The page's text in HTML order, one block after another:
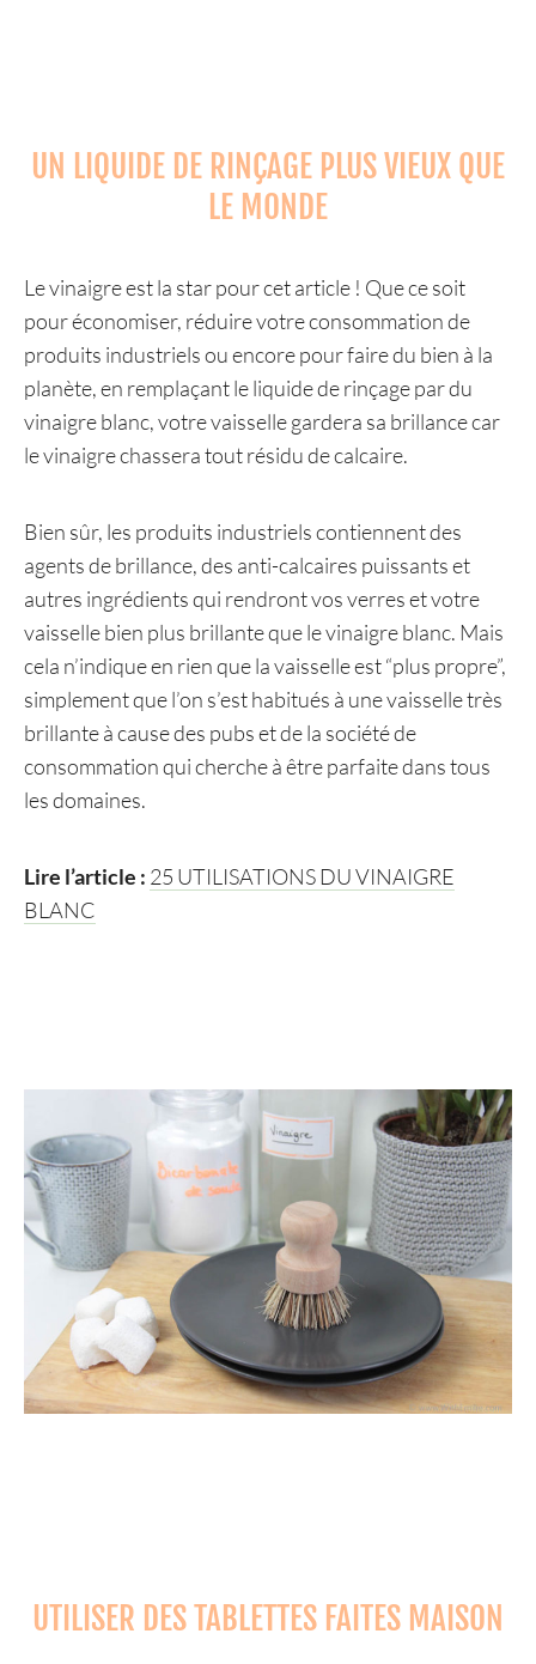
UN LIQUIDE DE RINÇAGE PLUS VIEUX QUE
LE MONDE
Le vinaigre est la star pour cet article ! Que ce soit
pour économiser, réduire votre consommation de
produits industriels ou encore pour faire du bien à la
planète, en remplaçant le liquide de rinçage par du
vinaigre blanc, votre vaisselle gardera sa brillance car
le vinaigre chassera tout résidu de calcaire.
Bien sûr, les produits industriels contiennent des
agents de brillance, des anti-calcaires puissants et
autres ingrédients qui rendront vos verres et votre
vaisselle bien plus brillante que le vinaigre blanc. Mais
cela n’indique en rien que la vaisselle est “plus propre”,
simplement que l’on s’est habitués à une vaisselle très
brillante à cause des pubs et de la société de
consommation qui cherche à être parfaite dans tous
les domaines.
Lire l’article : 25 UTILISATIONS DU VINAIGRE
BLANC
UTILISER DES TABLETTES FAITES MAISON